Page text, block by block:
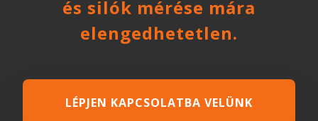
és silók mérése mára
elengedhetetlen.
LÉPJEN KAPCSOLATBA VELÜNK